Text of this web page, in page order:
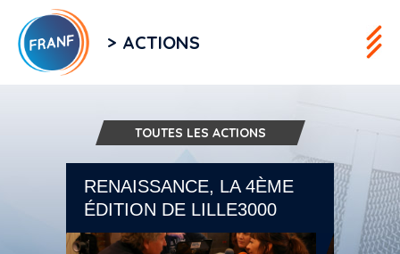
> ACTIONS
TOUTES LES ACTIONS
RENAISSANCE, LA 4ÈME
ÉDITION DE LILLE3000